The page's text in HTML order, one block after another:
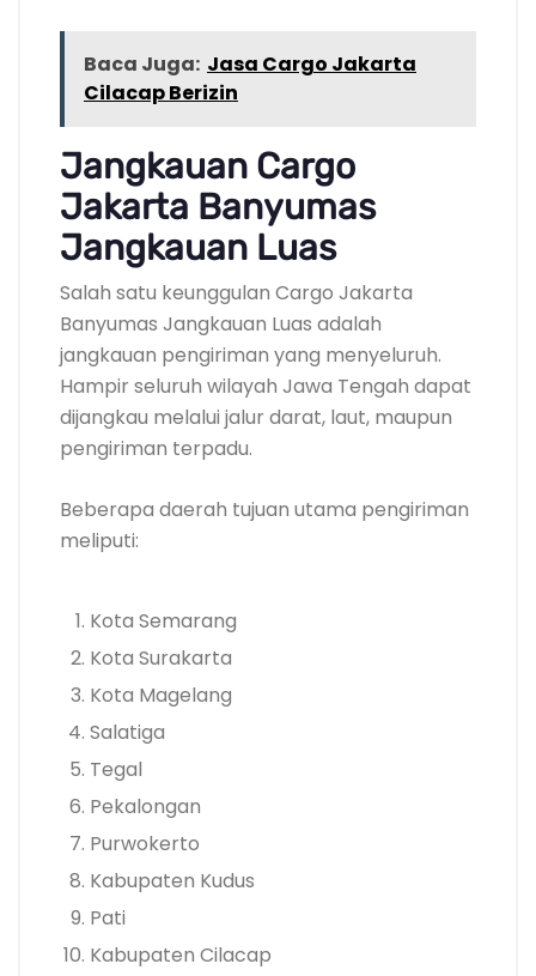
Baca Juga: Jasa Cargo Jakarta
Cilacap Berizin
Jangkauan Cargo
Jakarta Banyumas
Jangkauan Luas
Salah satu keunggulan Cargo Jakarta
Banyumas Jangkauan Luas adalah
jangkauan pengiriman yang menyeluruh.
Hampir seluruh wilayah Jawa Tengah dapat
dijangkau melalui jalur darat, laut, maupun
pengiriman terpadu.
Beberapa daerah tujuan utama pengiriman
meliputi:
Kota Semarang
Kota Surakarta
Kota Magelang
Salatiga
Tegal
Pekalongan
Purwokerto
Kabupaten Kudus
Pati
Kabupaten Cilacap